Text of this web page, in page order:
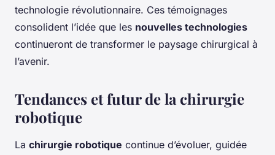
technologie révolutionnaire. Ces témoignages
consolident l’idée que les nouvelles technologies
continueront de transformer le paysage chirurgical à
l’avenir.
Tendances et futur de la chirurgie
robotique
La chirurgie robotique continue d’évoluer, guidée